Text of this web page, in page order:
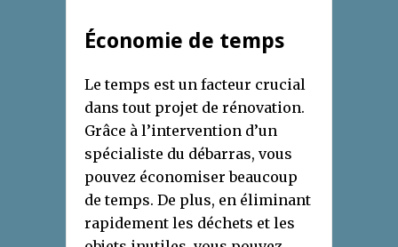
Économie de temps
Le temps est un facteur crucial
dans tout projet de rénovation.
Grâce à l’intervention d’un
spécialiste du débarras, vous
pouvez économiser beaucoup
de temps. De plus, en éliminant
rapidement les déchets et les